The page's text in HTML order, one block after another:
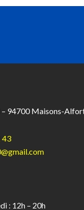
– 94700 Maisons-
43
: 12h – 20h